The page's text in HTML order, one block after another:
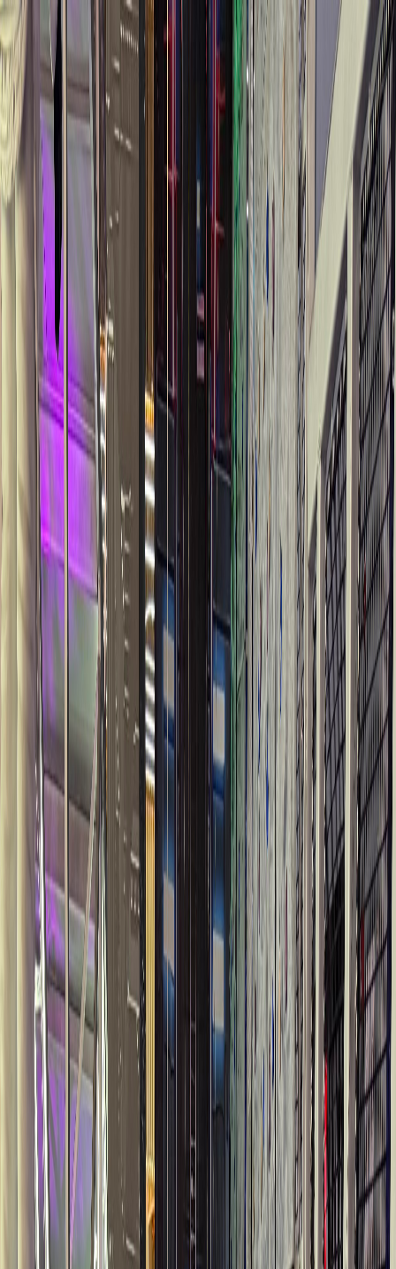
ГЛАВНАЯ
О
КОМПАНИИ
ПОРТФОЛИО УСЛУГИ НОВОСТИ
СВЯЖИТЕСЬ С НАМИ
ГЛАВНАЯ
КОМПАНИИ ПОРТФОЛИО УСЛУГИ
НОВОСТИ
ОСТАВИТЬ ЗАЯВКУ
или позвоните прямо сейчас +998 99 899 69 00
ПРОЕКТ
Sky Park